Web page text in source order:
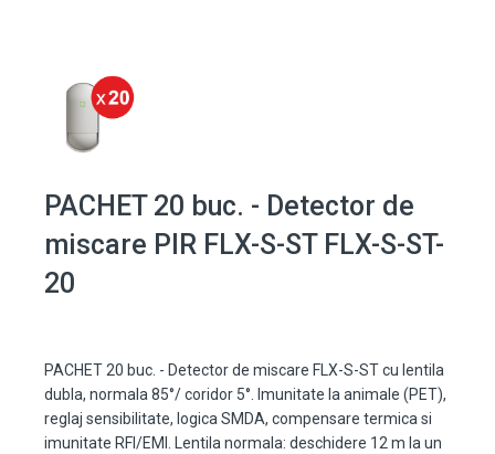
PACHET 20 buc. - Detector de
miscare PIR FLX-S-ST FLX-S-ST-
20
PACHET 20 buc. - Detector de miscare FLX-S-ST cu lentila
dubla, normala 85°/ coridor 5°. Imunitate la animale (PET),
reglaj sensibilitate, logica SMDA, compensare termica si
imunitate RFI/EMI. Lentila normala: deschidere 12 m la un